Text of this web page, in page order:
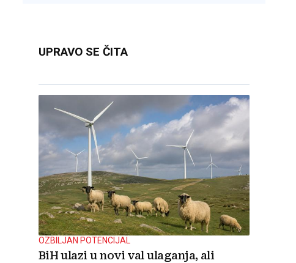
UPRAVO SE ČITA
OZBILJAN POTENCIJAL
BiH ulazi u novi val ulaganja, ali